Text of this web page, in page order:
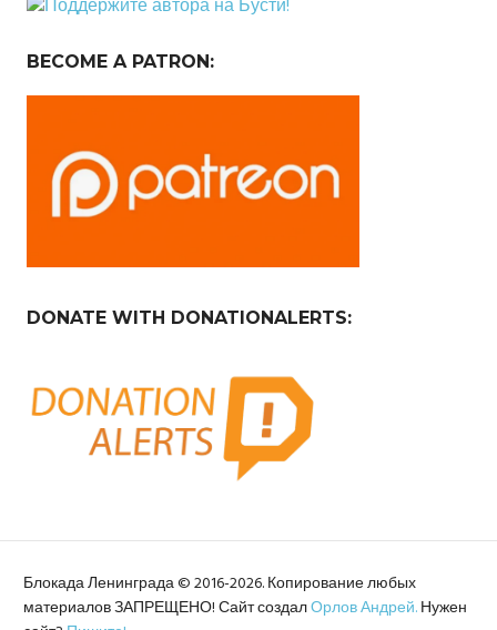
BECOME A PATRON:
DONATE WITH DONATIONALERTS:
Блокада Ленинграда © 2016-2026. Копирование любых
материалов ЗАПРЕЩЕНО! Сайт создалОрлов Андрей.Нужен